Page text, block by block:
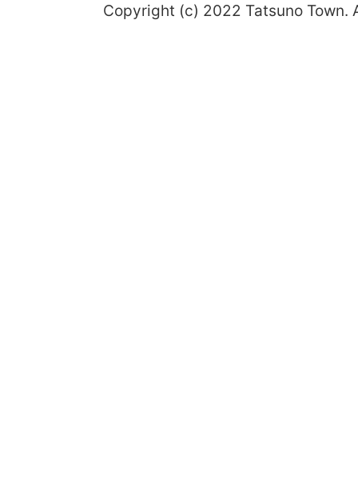
Copyright (c) 2022 Tatsuno Town.